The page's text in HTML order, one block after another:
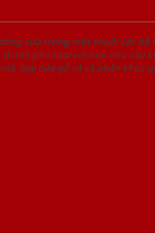
cửa trong một chuỗi các hệ
phù hợp với mọi nhu cầu
loại cửa gỗ và cả phân khúc